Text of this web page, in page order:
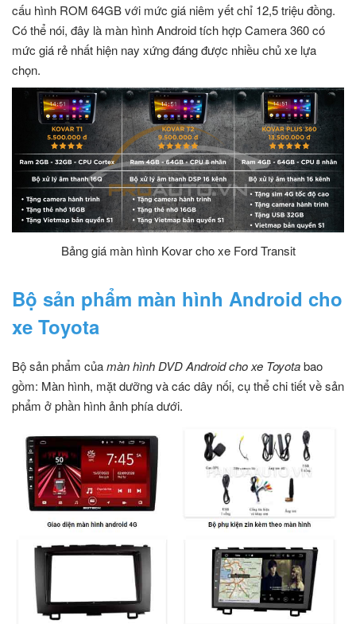
cấu hình ROM 64GB với mức giá niêm yết chỉ 12,5 triệu đồng.
Có thể nói, đây là màn hình Android tích hợp Camera 360 có
mức giá rẻ nhất hiện nay xứng đáng được nhiều chủ xe lựa
chọn.
Bảng giá màn hình Kovar cho xe Ford Transit
Bộ sản phẩm màn hình Android cho
xe Toyota
Bộ sản phẩm củamàn hình DVD Android cho xe Toyotabao
gồm: Màn hình, mặt dưỡng và các dây nối, cụ thể chi tiết về sản
phẩm ở phần hình ảnh phía dưới.